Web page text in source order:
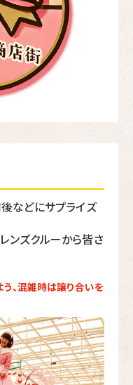
などにサプライズ
ンズクルーから皆さ
、混雑時は譲り合いを